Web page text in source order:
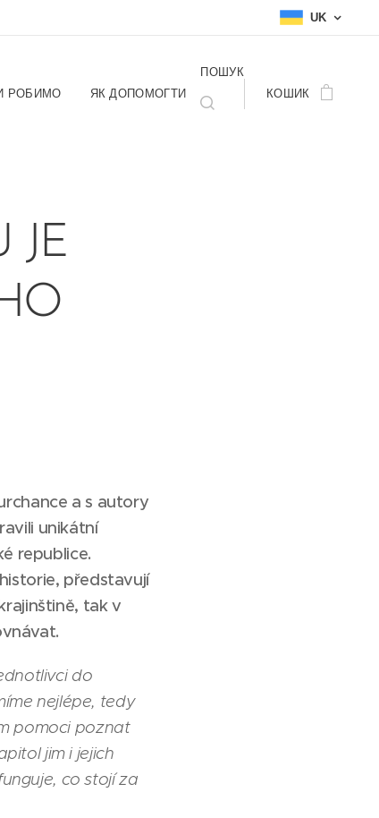
UK
РОБИМО ЯК ДОПОМОГТИ
ПОШУК
КОШИК
JE
a s autory
unikátní
republice.
představují
tak v
do
nejlépe, tedy
pomoci poznat
jim i jejich
co stojí za